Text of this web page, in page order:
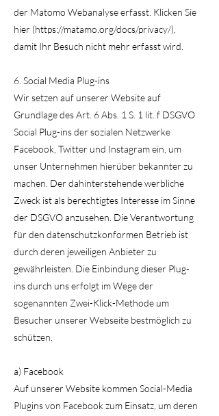
der Matomo Webanalyse erfasst. Klicken Sie
hier (https://matamo.org/docs/privacy/),
damit Ihr Besuch nicht mehr erfasst wird.
6. Social Media Plug-ins
Wir setzen auf unserer Website auf
Grundlage des Art. 6 Abs. 1 S. 1 lit. f DSGVO
Social Plug-ins der sozialen Netzwerke
Facebook, Twitter und Instagram ein, um
unser Unternehmen hierüber bekannter zu
machen. Der dahinterstehende werbliche
Zweck ist als berechtigtes Interesse im Sinne
der DSGVO anzusehen. Die Verantwortung
für den datenschutzkonformen Betrieb ist
durch deren jeweiligen Anbieter zu
gewährleisten. Die Einbindung dieser Plug-
ins durch uns erfolgt im Wege der
sogenannten Zwei-Klick-Methode um
Besucher unserer Webseite bestmöglich zu
schützen.
a) Facebook
Auf unserer Website kommen Social-Media
Plugins von Facebook zum Einsatz, um deren